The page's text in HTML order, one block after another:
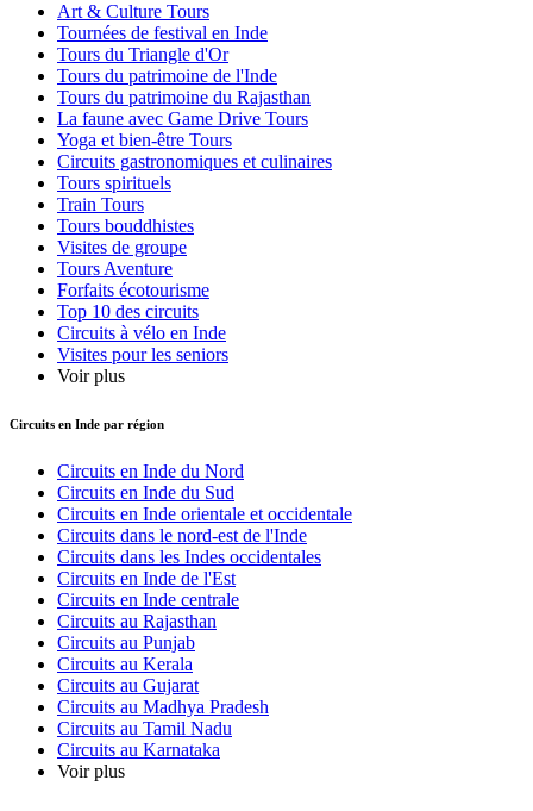
Art & Culture Tours
Tournées de festival en Inde
Tours du Triangle d'Or
Tours du patrimoine de l'Inde
Tours du patrimoine du Rajasthan
La faune avec Game Drive Tours
Yoga et bien-être Tours
Circuits gastronomiques et culinaires
Tours spirituels
Train Tours
Tours bouddhistes
Visites de groupe
Tours Aventure
Forfaits écotourisme
Top 10 des circuits
Circuits à vélo en Inde
Visites pour les seniors
Voir plus
Circuits en Inde par région
Circuits en Inde du Nord
Circuits en Inde du Sud
Circuits en Inde orientale et occidentale
Circuits dans le nord-est de l'Inde
Circuits dans les Indes occidentales
Circuits en Inde de l'Est
Circuits en Inde centrale
Circuits au Rajasthan
Circuits au Punjab
Circuits au Kerala
Circuits au Gujarat
Circuits au Madhya Pradesh
Circuits au Tamil Nadu
Circuits au Karnataka
Voir plus